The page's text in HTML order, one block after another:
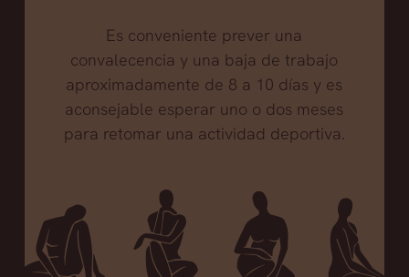
Es conveniente prever una
convalecencia y una baja de trabajo
aproximadamente de 8 a 10 días y es
aconsejable esperar uno o dos meses
para retomar una actividad deportiva.